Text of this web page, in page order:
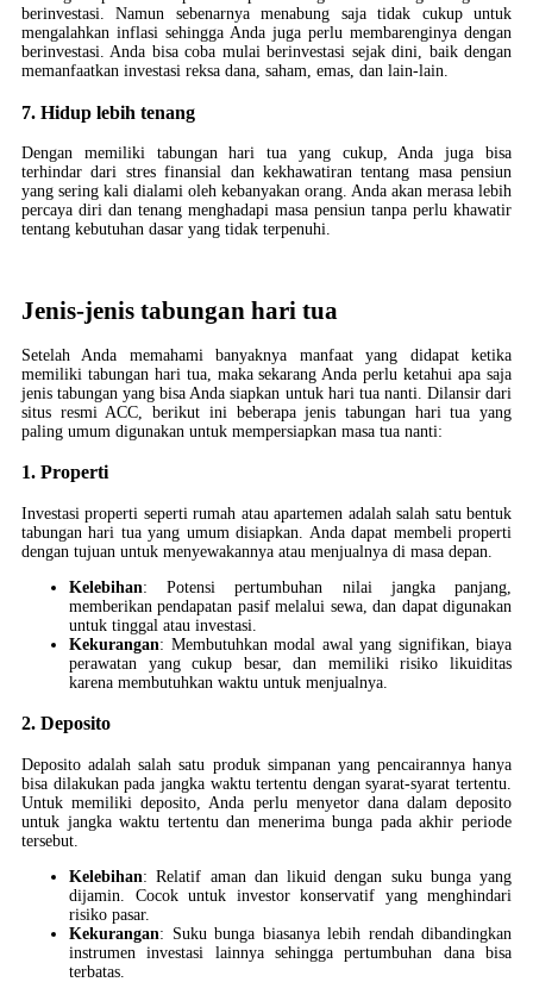
berinvestasi. Namun sebenarnya menabung saja tidak cukup untuk
mengalahkan inflasi sehingga Anda juga perlu membarenginya dengan
berinvestasi. Anda bisa coba mulai berinvestasi sejak dini, baik dengan
memanfaatkan investasi reksa dana, saham, emas, dan lain-lain.
7. Hidup lebih tenang
Dengan memiliki tabungan hari tua yang cukup, Anda juga bisa
terhindar dari stres finansial dan kekhawatiran tentang masa pensiun
yang sering kali dialami oleh kebanyakan orang. Anda akan merasa lebih
percaya diri dan tenang menghadapi masa pensiun tanpa perlu khawatir
tentang kebutuhan dasar yang tidak terpenuhi.
Jenis-jenis tabungan hari tua
Setelah Anda memahami banyaknya manfaat yang didapat ketika
memiliki tabungan hari tua, maka sekarang Anda perlu ketahui apa saja
jenis tabungan yang bisa Anda siapkan untuk hari tua nanti. Dilansir dari
situs resmi ACC, berikut ini beberapa jenis tabungan hari tua yang
paling umum digunakan untuk mempersiapkan masa tua nanti:
1. Properti
Investasi properti seperti rumah atau apartemen adalah salah satu bentuk
tabungan hari tua yang umum disiapkan. Anda dapat membeli properti
dengan tujuan untuk menyewakannya atau menjualnya di masa depan.
Kelebihan: Potensi pertumbuhan nilai jangka panjang,
memberikan pendapatan pasif melalui sewa, dan dapat digunakan
untuk tinggal atau investasi.
Kekurangan: Membutuhkan modal awal yang signifikan, biaya
perawatan yang cukup besar, dan memiliki risiko likuiditas
karena membutuhkan waktu untuk menjualnya.
2. Deposito
Deposito adalah salah satu produk simpanan yang pencairannya hanya
bisa dilakukan pada jangka waktu tertentu dengan syarat-syarat tertentu.
Untuk memiliki deposito, Anda perlu menyetor dana dalam deposito
untuk jangka waktu tertentu dan menerima bunga pada akhir periode
tersebut.
Kelebihan: Relatif aman dan likuid dengan suku bunga yang
dijamin. Cocok untuk investor konservatif yang menghindari
risiko pasar.
Kekurangan: Suku bunga biasanya lebih rendah dibandingkan
instrumen investasi lainnya sehingga pertumbuhan dana bisa
terbatas.